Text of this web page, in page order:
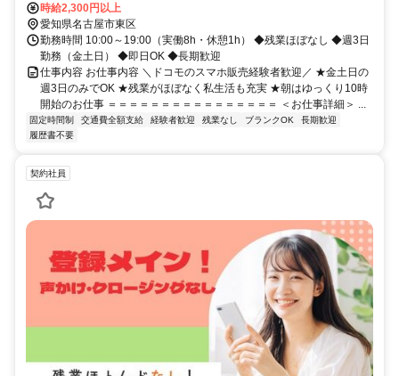
時給2,300円以上
愛知県名古屋市東区
勤務時間 10:00～19:00（実働8h・休憩1h） ◆残業ほぼなし ◆週3日
勤務（金土日） ◆即日OK ◆長期歓迎
仕事内容 お仕事内容 ＼ドコモのスマホ販売経験者歓迎／ ★金土日の
週3日のみでOK ★残業がほぼなく私生活も充実 ★朝はゆっくり10時
開始のお仕事 ＝＝＝＝＝＝＝＝＝＝＝＝＝＝＝＝ ＜お仕事詳細＞ ...
固定時間制 交通費全額支給 経験者歓迎 残業なし ブランクOK
長期歓迎
履歴書不要
契約社員